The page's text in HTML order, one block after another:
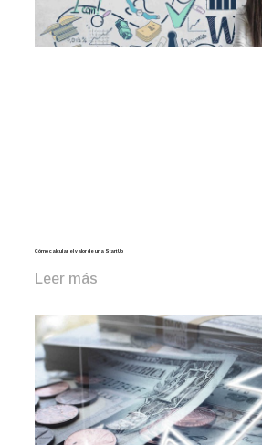
Cómo calcular el valor de una Start Up
Leer más